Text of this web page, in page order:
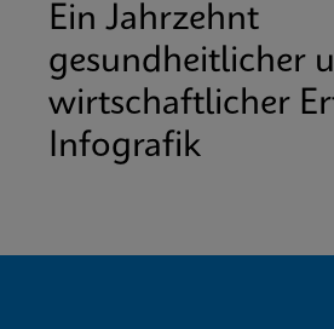
Ein Jahrzehnt
gesundheitlicher
wirtschaftlicher
Infografik